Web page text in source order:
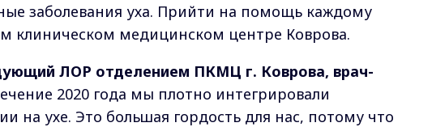
заболевания уха. Прийти на помощь каждому
клиническом медицинском центре Коврова.
ЛОР отделением ПКМЦ г. Коврова, врач-
2020 года мы плотно интегрировали
на ухе. Это большая гордость для нас, потому что